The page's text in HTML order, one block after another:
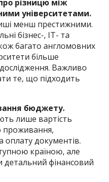
різницю між
університетами.
менш престижними.
бізнес-, IT- та
багато англомовних
більше
Важливо
те, що підходить
бюджету.
лише вартість
проживання,
оплату документів.
країною, але
детальний фінансовий